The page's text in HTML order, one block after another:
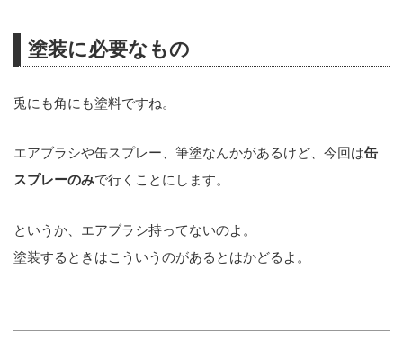
塗装に必要なもの
兎にも角にも塗料ですね。
エアブラシや缶スプレー、筆塗なんかがあるけど、今回は缶
スプレーのみで行くことにします。
というか、エアブラシ持ってないのよ。
塗装するときはこういうのがあるとはかどるよ。